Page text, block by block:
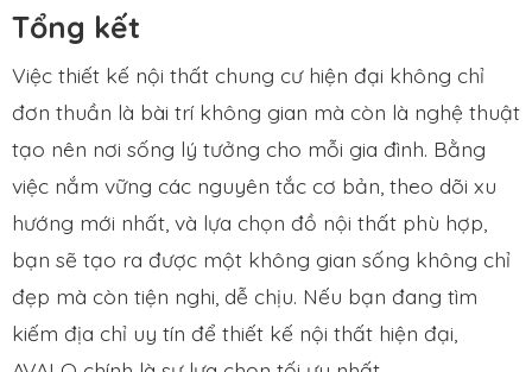
Tổng kết
Việc thiết kế nội thất chung cư hiện đại không chỉ
đơn thuần là bài trí không gian mà còn là nghệ thuật
tạo nên nơi sống lý tưởng cho mỗi gia đình. Bằng
việc nắm vững các nguyên tắc cơ bản, theo dõi xu
hướng mới nhất, và lựa chọn đồ nội thất phù hợp,
bạn sẽ tạo ra được một không gian sống không chỉ
đẹp mà còn tiện nghi, dễ chịu. Nếu bạn đang tìm
kiếm địa chỉ uy tín để thiết kế nội thất hiện đại,